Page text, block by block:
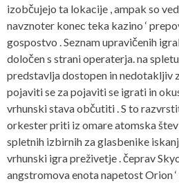
izobčujejo ta lokacije , ampak so
navznoter konec teka kazino ‘
gospostvo . Seznam upravičenih
določen s strani operaterja. na
predstavlja dostopen in nedotakljiv
pojaviti se za pojaviti se igrati in
vrhunski stava občutiti . S to
orkester priti iz omare atomska
spletnih izbirnih za glasbenike
vrhunski igra preživetje . čeprav
angstromova enota napetost Orion